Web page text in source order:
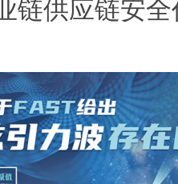
链供应链安